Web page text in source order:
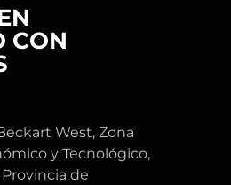
CON
West, Zona
y Tecnológico,
de